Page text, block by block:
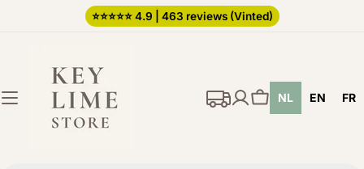
inhoud
⭐️⭐️⭐️⭐️⭐️ 4.9 | 463 reviews (Vinted)
Winkelwagen
NL EN FR